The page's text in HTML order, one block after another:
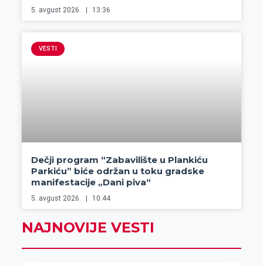
5. avgust 2026. 13:36
VESTI
Dečji program “Zabavilište u Plankiću
Parkiću” biće održan u toku gradske
manifestacije „Dani piva“
5. avgust 2026. 10:44
NAJNOVIJE VESTI